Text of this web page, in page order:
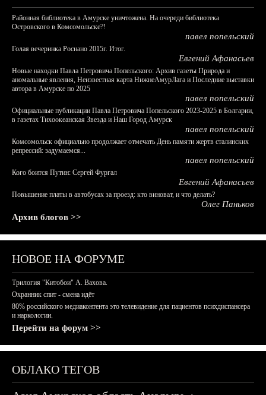
Районная библиотека в Амурске уничтожена. На очереди библиотека
Островского в Комсомольске?!
павел попельский
Голая вечеринка Роснано 2015г. Итог.
Евгений Афанасьев
Новые находки Павла Петровича Попельского: Архив газеты Природа и
аномальные явления, Неизвестная карта НижнеАмурЛага и Последние выставки
автора в Амурске по 2025
павел попельский
Официальные публикации Павла Петровича Попельского 2023-2025 в Болгарии,
в газетах Тихоокеанская Звезда и Наш Город Амурск
павел попельский
Комсомольск официально продолжает отмечать День памяти жертв сталинских
репрессий: задумаемся...
павел попельский
Кого боится Путин: Сергей Фургал
Евгений Афанасьев
Повышение платы в автобусах за проезд: кто виноват, и что делать?
Олег Паньков
Архив блогов >>
НОВОЕ НА ФОРУМЕ
Трилогия "Китобои" А. Вахова.
Охранник спит - смена идёт
80% российского медиаконтента это телевидение для пациентов психдиспансера
и наркологии.
Перейти на форум >>
ОБЛАКО ТЕГОВ